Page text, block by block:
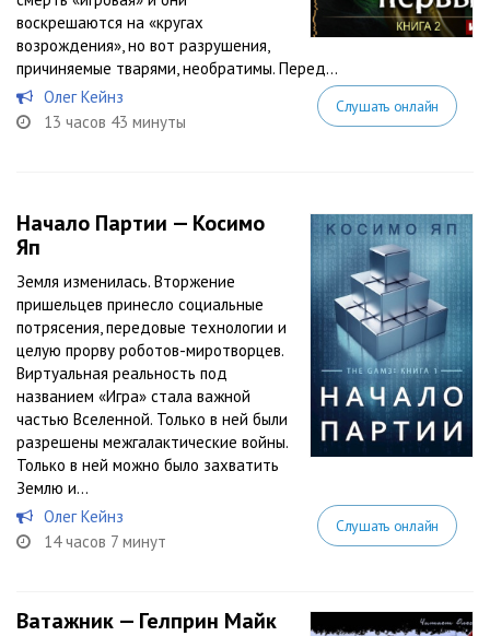
воскрешаются на «кругах
возрождения», но вот разрушения,
причиняемые тварями, необратимы. Перед...
Олег Кейнз
13 часов 43 минуты
Слушать онлайн
Начало Партии — Косимо
Яп
Земля изменилась. Вторжение
пришельцев принесло социальные
потрясения, передовые технологии и
целую прорву роботов-миротворцев.
Виртуальная реальность под
названием «Игра» стала важной
частью Вселенной. Только в ней были
разрешены межгалактические войны.
Только в ней можно было захватить
Землю и...
Олег Кейнз
14 часов 7 минут
Слушать онлайн
Ватажник — Гелприн Майк